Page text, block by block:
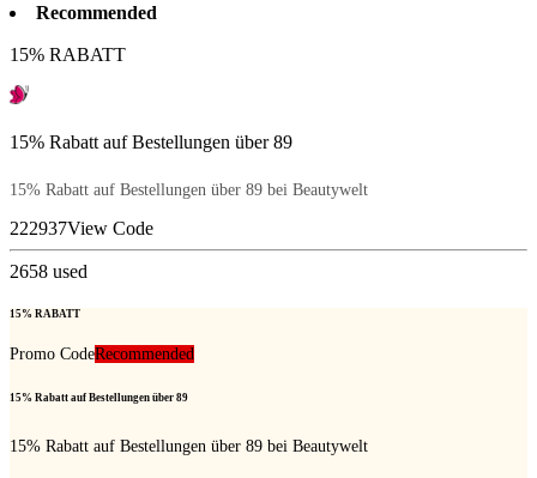
Recommended
15% RABATT
15% Rabatt auf Bestellungen über 89
15% Rabatt auf Bestellungen über 89 bei Beautywelt
222937View Code
2658 used
15% RABATT
Promo CodeRecommended
15% Rabatt auf Bestellungen über 89
15% Rabatt auf Bestellungen über 89 bei Beautywelt